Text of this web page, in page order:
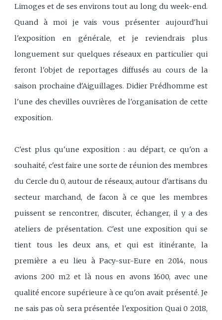
Limoges et de ses environs tout au long du week-end.
Quand à moi je vais vous présenter aujourd'hui
l'exposition en générale, et je reviendrais plus
longuement sur quelques réseaux en particulier qui
feront l'objet de reportages diffusés au cours de la
saison prochaine d'Aiguillages. Didier Prédhomme est
l'une des chevilles ouvrières de l'organisation de cette
exposition.
C'est plus qu'une exposition : au départ, ce qu'on a
souhaité, c'est faire une sorte de réunion des membres
du Cercle du 0, autour de réseaux, autour d'artisans du
secteur marchand, de facon à ce que les membres
puissent se rencontrer, discuter, échanger, il y a des
ateliers de présentation. C'est une exposition qui se
tient tous les deux ans, et qui est itinérante, la
première a eu lieu à Pacy-sur-Eure en 2014, nous
avions 200 m2 et là nous en avons 1600, avec une
qualité encore supérieure à ce qu'on avait présenté. Je
ne sais pas où sera présentée l'exposition Quai 0 2018,